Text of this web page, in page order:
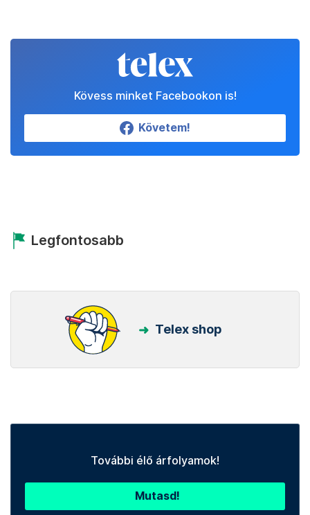
Kövess minket Facebookon is!
Követem!
Legfontosabb
Telex shop
További élő árfolyamok!
Mutasd!